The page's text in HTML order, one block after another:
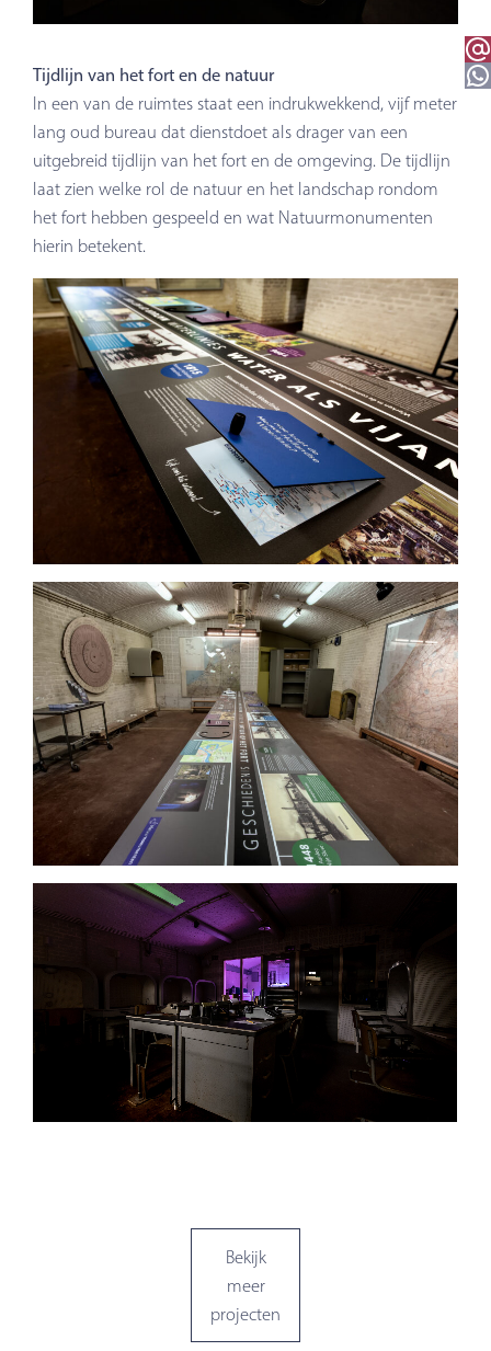
Tijdlijn van het fort en de natuur
In een van de ruimtes staat een indrukwekkend, vijf meter
lang oud bureau dat dienstdoet als drager van een
uitgebreid tijdlijn van het fort en de omgeving. De tijdlijn
laat zien welke rol de natuur en het landschap rondom
het fort hebben gespeeld en wat Natuurmonumenten
hierin betekent.
Bekijk
meer
projecten